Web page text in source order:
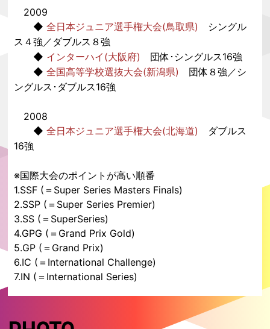
2009
◆全日本ジュニア選手権大会(鳥取県)
シングル
ス４強／ダブルス８強
◆ インターハイ(大阪府)
団体･シングルス16強
◆全国高等学校選抜大会(新潟県)
団体８強／シ
ングルス･ダブルス16強
2008
◆全日本ジュニア選手権大会(北海道)
ダブルス
16強
※国際大会のポイントが高い順番
1.SSF (＝Super Series Masters Finals)
2.SSP (＝Super Series Premier)
3.SS (＝ SuperSeries)
4.GPG (＝Grand Prix Gold)
5.GP (＝Grand Prix)
6.IC (＝International Challenge)
7.IN (＝International Series)